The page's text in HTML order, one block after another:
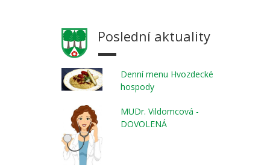
Poslední aktuality
Denní menu Hvozdecké
hospody
MUDr. Vildomcová -
DOVOLENÁ